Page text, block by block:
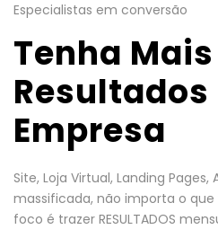
Especialistas em conversão
Tenha Mais
Resultados
Empresa
Site, Loja Virtual, Landing
massificada, não importa o
foco é trazer RESULTADOS